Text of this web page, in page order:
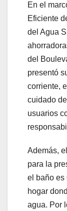
En el
Eficiente
del Agua
del
presentó
corriente,
cuidado
usuarios
Además,
para la
el baño es
hogar
agua. Por